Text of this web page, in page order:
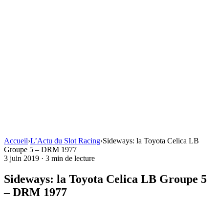
Accueil›L’Actu du Slot Racing›Sideways: la Toyota Celica LB
Groupe 5 – DRM 1977
3 juin 2019 · 3 min de lecture
Sideways: la Toyota Celica LB Groupe 5
– DRM 1977